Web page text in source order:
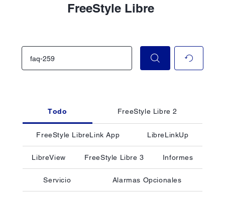
FreeStyle Libre
Todo FreeStyle Libre 2
FreeStyle LibreLink App LibreLinkUp
LibreView FreeStyle Libre 3 Informes
Servicio Alarmas Opcionales